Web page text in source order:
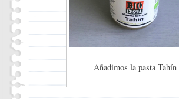
Añadimos la pasta Tahín